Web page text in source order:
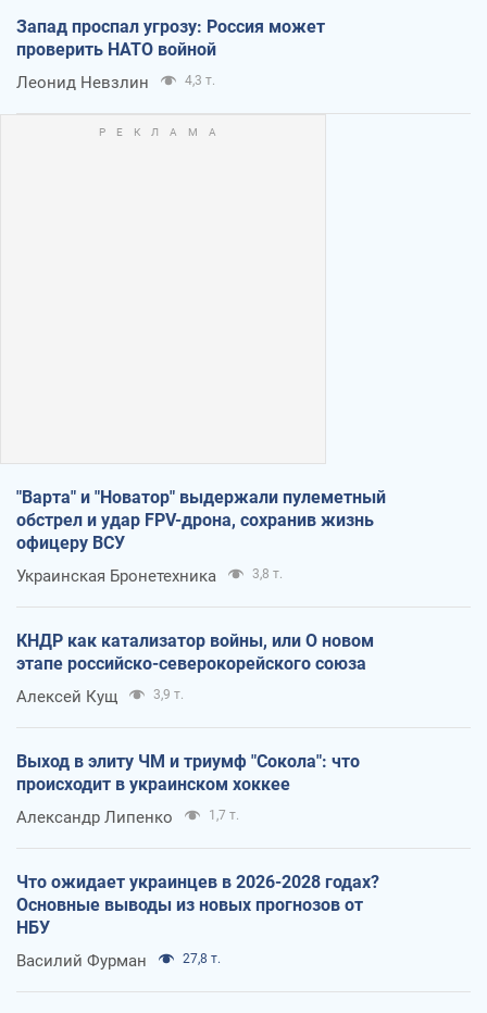
Запад проспал угрозу: Россия может
проверить НАТО войной
Леонид Невзлин 4,3 т.
"Варта" и "Новатор" выдержали пулеметный
обстрел и удар FPV-дрона, сохранив жизнь
офицеру ВСУ
Украинская Бронетехника 3,8 т.
КНДР как катализатор войны, или О новом
этапе российско-северокорейского союза
Алексей Кущ 3,9 т.
Выход в элиту ЧМ и триумф "Сокола": что
происходит в украинском хоккее
Александр Липенко 1,7 т.
Что ожидает украинцев в 2026-2028 годах?
Основные выводы из новых прогнозов от
НБУ
Василий Фурман 27,8 т.